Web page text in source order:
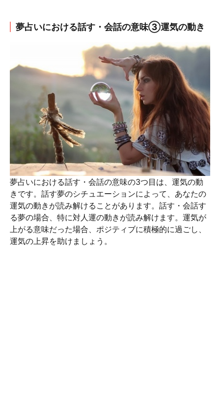
夢占いにおける話す・会話の意味③運気の動き
夢占いにおける話す・会話の意味の3つ目は、運気の動
きです。話す夢のシチュエーションによって、あなたの
運気の動きが読み解けることがあります。話す・会話す
る夢の場合、特に対人運の動きが読み解けます。運気が
上がる意味だった場合、ポジティブに積極的に過ごし、
運気の上昇を助けましょう。